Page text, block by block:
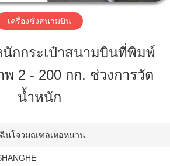
เครื่องชั่งสนามบิน
นักกระเป๋าสนามบินที่พิมพ์
2 - 200 กก. ช่วงการวัด
น้ำหนัก
ฉินโจวมณฑลเหอหนาน